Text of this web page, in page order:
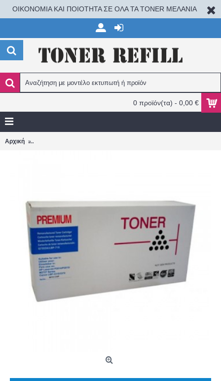
ΟΙΚΟΝΟΜΙΑ ΚΑΙ ΠΟΙΟΤΗΤΑ ΣΕ ΟΛΑ ΤΑ TONER ΜΕΛΑΝΙΑ
0 προϊόν(τα) - 0,00 €
Αρχική